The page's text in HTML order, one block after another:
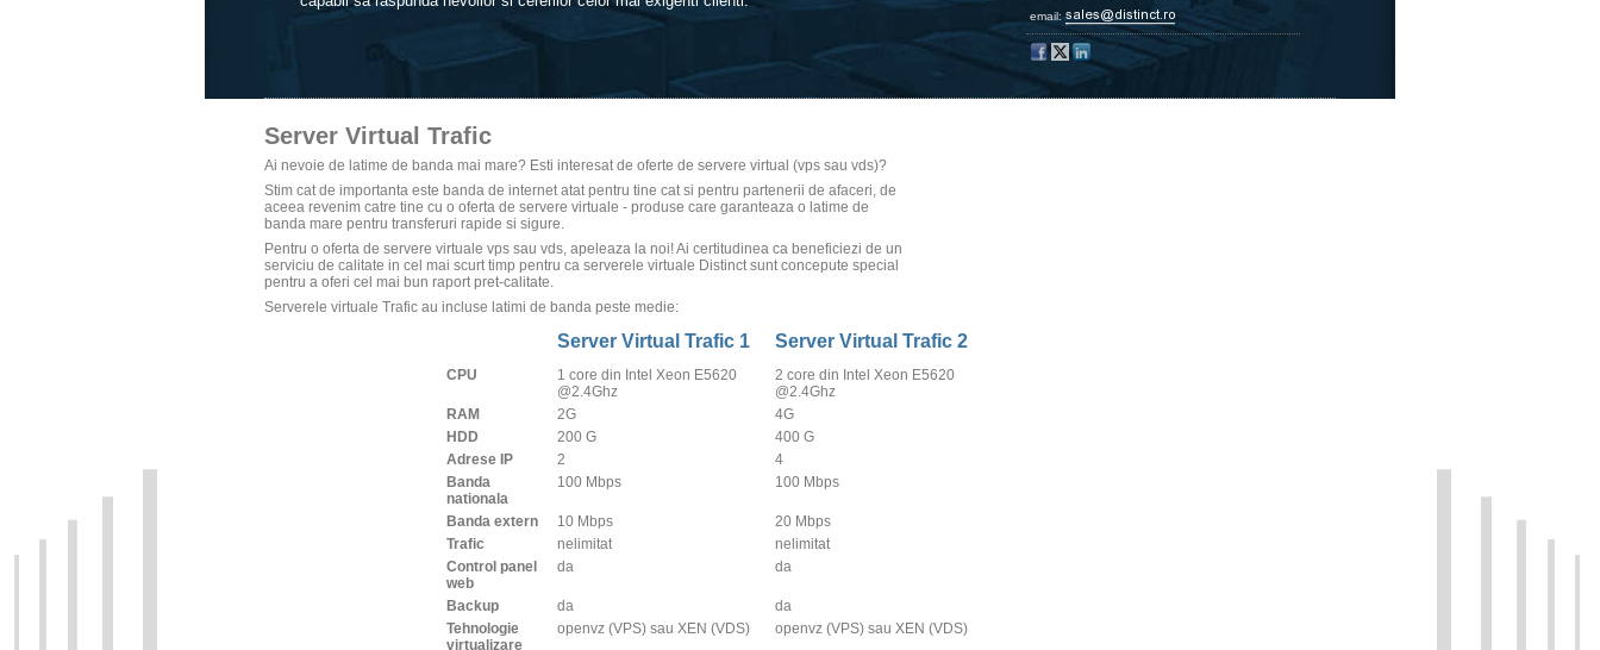
email:
Server Virtual Trafic
Ai nevoie de latime de banda mai mare? Esti interesat de oferte de servere virtual (vps sau vds)?
Stim cat de importanta este banda de internet atat pentru tine cat si pentru partenerii de afaceri, de
aceea revenim catre tine cu o oferta de servere virtuale - produse care garanteaza o latime de
banda mare pentru transferuri rapide si sigure.
Pentru o oferta de servere virtuale vps sau vds, apeleaza la noi! Ai certitudinea ca beneficiezi de un
serviciu de calitate in cel mai scurt timp pentru ca serverele virtuale Distinct sunt concepute special
pentru a oferi cel mai bun raport pret-calitate.
Serverele virtuale Trafic au incluse latimi de banda peste medie:
Server Virtual Trafic 1 Server Virtual Trafic 2
CPU
1 core din Intel Xeon E5620
@2.4Ghz
2 core din Intel Xeon E5620
@2.4Ghz
RAM
2G
4G
HDD
200 G
400 G
Adrese IP
2
4
Banda
nationala
100 Mbps 100 Mbps
Banda extern 10 Mbps
20 Mbps
Trafic
nelimitat
nelimitat
Control panel
web
da da
Backup da
da
Tehnologie
virtualizare
openvz (VPS) sau XEN (VDS) openvz (VPS) sau XEN (VDS)